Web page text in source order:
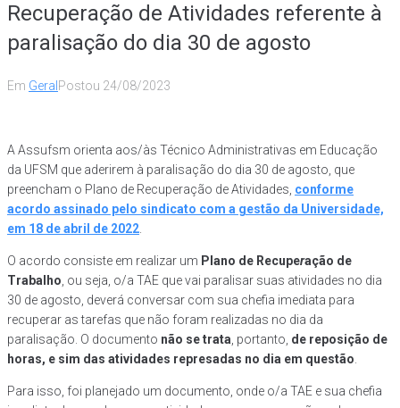
Recuperação de Atividades referente à
paralisação do dia 30 de agosto
Em Geral Postou 24/08/2023
A Assufsm orienta aos/às Técnico Administrativas em Educação
da UFSM que aderirem à paralisação do dia 30 de agosto, que
preencham o Plano de Recuperação de Atividades, conforme
acordo assinado pelo sindicato com a gestão da Universidade,
em 18 de abril de 2022
O acordo consiste em realizar um Plano de Recuperação de
Trabalho , ou seja, o/a TAE que vai paralisar suas atividades no dia
30 de agosto, deverá conversar com sua chefia imediata para
recuperar as tarefas que não foram realizadas no dia da
paralisação. O documento não se trata , portanto, de reposição de
horas, e sim das atividades represadas no dia em questão
Para isso, foi planejado um documento, onde o/a TAE e sua chefia